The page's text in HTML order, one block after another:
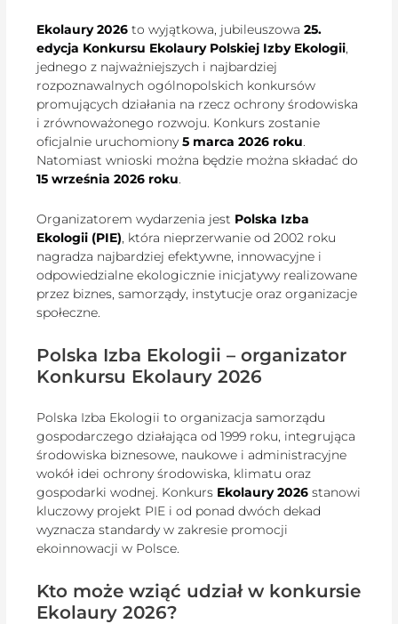
Ekolaury 2026 to wyjątkowa, jubileuszowa25.
edycja Konkursu Ekolaury Polskiej Izby Ekologii,
jednego z najważniejszych i najbardziej
rozpoznawalnych ogólnopolskich konkursów
promujących działania na rzecz ochrony środowiska
i zrównoważonego rozwoju. Konkurs zostanie
oficjalnie uruchomiony5 marca 2026 roku.
Natomiast wnioski można będzie można składać do
15 września 2026 roku.
Organizatorem wydarzenia jest Polska Izba
Ekologii (PIE), która nieprzerwanie od 2002 roku
nagradza najbardziej efektywne, innowacyjne i
odpowiedzialne ekologicznie inicjatywy realizowane
przez biznes, samorządy, instytucje oraz organizacje
społeczne.
Polska Izba Ekologii – organizator
Konkursu Ekolaury 2026
Polska Izba Ekologii to organizacja samorządu
gospodarczego działająca od 1999 roku, integrująca
środowiska biznesowe, naukowe i administracyjne
wokół idei ochrony środowiska, klimatu oraz
gospodarki wodnej. Konkurs Ekolaury 2026 stanowi
kluczowy projekt PIE i od ponad dwóch dekad
wyznacza standardy w zakresie promocji
ekoinnowacji w Polsce.
Kto może wziąć udział w konkursie
Ekolaury 2026?